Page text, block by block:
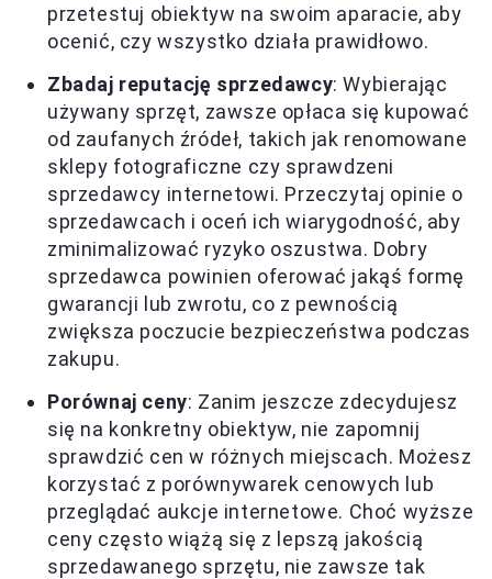
przetestuj obiektyw na swoim aparacie, aby
ocenić, czy wszystko działa prawidłowo.
Zbadaj reputację sprzedawcy: Wybierając
używany sprzęt, zawsze opłaca się kupować
od zaufanych źródeł, takich jak renomowane
sklepy fotograficzne czy sprawdzeni
sprzedawcy internetowi. Przeczytaj opinie o
sprzedawcach i oceń ich wiarygodność, aby
zminimalizować ryzyko oszustwa. Dobry
sprzedawca powinien oferować jakąś formę
gwarancji lub zwrotu, co z pewnością
zwiększa poczucie bezpieczeństwa podczas
zakupu.
Porównaj ceny: Zanim jeszcze zdecydujesz
się na konkretny obiektyw, nie zapomnij
sprawdzić cen w różnych miejscach. Możesz
korzystać z porównywarek cenowych lub
przeglądać aukcje internetowe. Choć wyższe
ceny często wiążą się z lepszą jakością
sprzedawanego sprzętu, nie zawsze tak